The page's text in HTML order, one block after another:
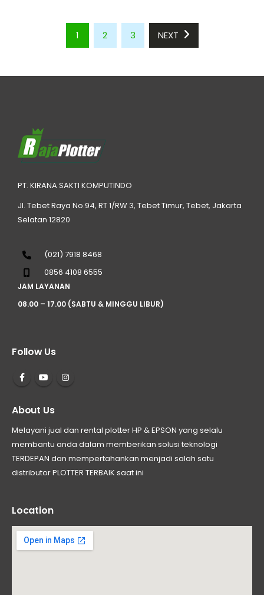
1 2 3 NEXT
PT. KIRANA SAKTI KOMPUTINDO
Jl. Tebet Raya No.94, RT 1/RW 3, Tebet Timur, Tebet, Jakarta
Selatan 12820
(021) 7918 8468
0856 4108 6555
JAM LAYANAN
08.00 – 17.00 (SABTU & MINGGU LIBUR)
Follow Us
About Us
Melayani jual dan rental plotter HP & EPSON yang selalu
membantu anda dalam memberikan solusi teknologi
TERDEPAN dan mempertahankan menjadi salah satu
distributor PLOTTER TERBAIK saat ini
Location